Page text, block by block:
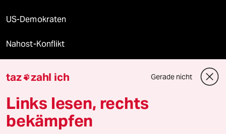
US-Demokraten
Nahost-Konflikt
Verlag
taz zahl ich Gerade nicht
Links lesen, rechts
bekämpfen